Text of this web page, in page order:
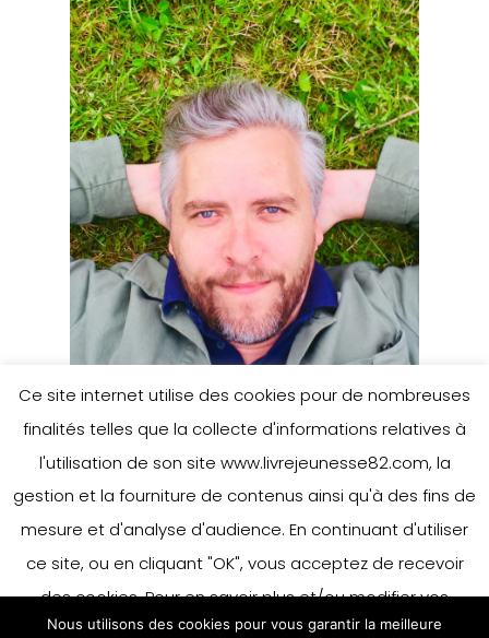
Mathias Friman
Ce site internet utilise des cookies pour de nombreuses
finalités telles que la collecte d'informations relatives à
l'utilisation de son site www.livrejeunesse82.com, la
gestion et la fourniture de contenus ainsi qu'à des fins de
mesure et d'analyse d'audience. En continuant d'utiliser
ce site, ou en cliquant "OK", vous acceptez de recevoir
des cookies. Pour en savoir plus et/ou modifier vos
préférences en matière de cookies, merci de vous référer
Nous utilisons des cookies pour vous garantir la meilleure